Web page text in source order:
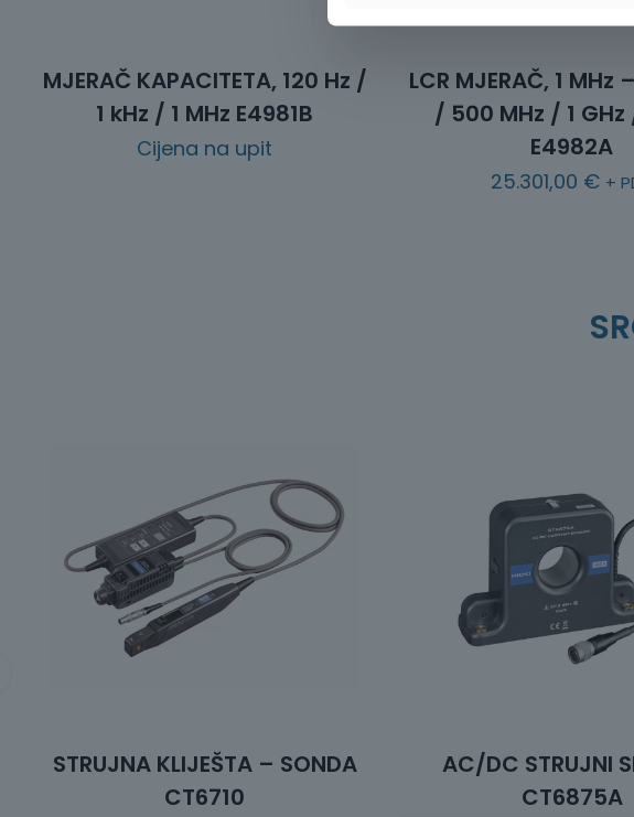
MJERAČ KAPACITETA, 120 Hz /
1 kHz / 1 MHz E4981B
Cijena na upit
LCR MJERAČ, 1 MHz
/ 500 MHz / 1 GHz
E4982A
25.301,00 € +
STRUJNA KLIJEŠTA – SONDA
CT6710
AC/DC STRUJNI
CT6875A